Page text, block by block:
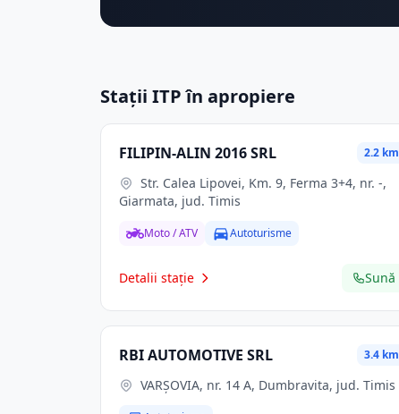
Stații ITP în apropiere
FILIPIN-ALIN 2016 SRL 2.2 km
Giarmata, jud. Timis
Moto / ATV Autoturisme
Detalii stație Sună
RBI AUTOMOTIVE SRL 3.4 km
VARȘOVIA, nr. 14 A, Dumbravita, jud. Timis